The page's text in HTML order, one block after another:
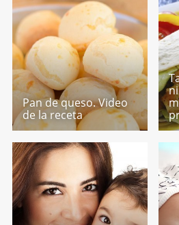
Pan de queso. Video
de la receta